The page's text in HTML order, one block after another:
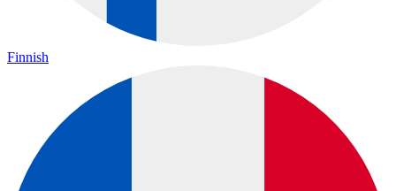
Finnish